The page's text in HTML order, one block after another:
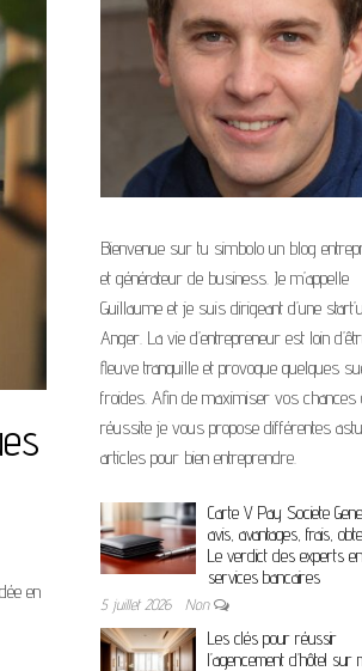
en
Bienvenue sur tu simbolo un blog
et générateur de business. Je m’appelle
Guillaume et je suis dirigeant d’une
Anger. La vie d’entrepreneur est loin
fleuve tranquille et provoque quelques
froides. Afin de maximiser vos chances
réussite je vous propose différentes
articles pour bien entreprendre.
Carte V Pay Societe
avis, avantages, frais,
Le verdict des experts en
services bancaires
5 juillet 2026 Non
Les clés pour réussir
l’agencement d’hôtel sur